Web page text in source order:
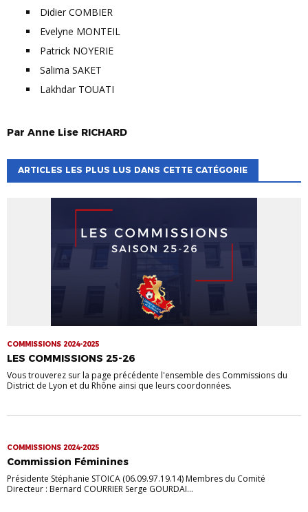
Didier COMBIER
Evelyne MONTEIL
Patrick NOYERIE
Salima SAKET
Lakhdar TOUATI
Par Anne Lise RICHARD
ARTICLES LES PLUS LUS DANS CETTE CATÉGORIE
COMMISSIONS 2024-2025
LES COMMISSIONS 25-26
Vous trouverez sur la page précédente l'ensemble des Commissions du
District de Lyon et du Rhône ainsi que leurs coordonnées.
COMMISSIONS 2024-2025
Commission Féminines
Présidente Stéphanie STOICA (06.09.97.19.14) Membres du Comité
Directeur : Bernard COURRIER Serge GOURDAI...